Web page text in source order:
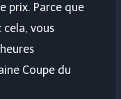
prix. Parce que
cela, vous
Coupe du